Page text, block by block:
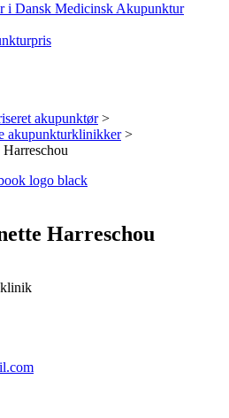
i Dansk Medicinsk Akupunktur
akupunktør >
akupunkturklinikker >
Harreschou